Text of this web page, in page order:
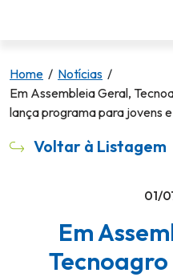
Home / Notícias /
Em Assembleia Geral,
lança programa para jovens
Voltar à Listagem
01/
Em